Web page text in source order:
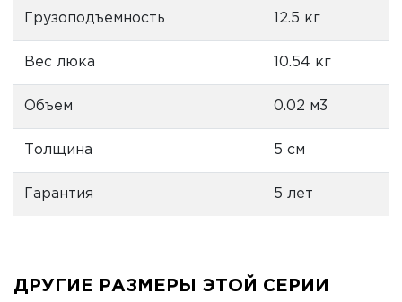
Грузоподъемность 12.5 кг
Вес люка 10.54 кг
Объем 0.02 м3
Толщина 5 см
Гарантия 5 лет
ДРУГИЕ РАЗМЕРЫ ЭТОЙ СЕРИИ